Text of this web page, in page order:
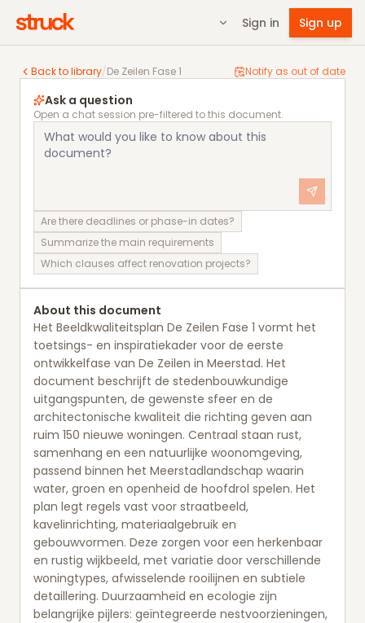
Sign in Sign up
Back to library/De Zeilen Fase 1 Notify as out of date
De Zeilen Fase 1
Ask a question
Open a chat session pre-filtered to this document.
Are there deadlines or phase-in dates?
Summarize the main requirements
Which clauses affect renovation projects?
About this document
Het Beeldkwaliteitsplan De Zeilen Fase 1 vormt het
toetsings- en inspiratiekader voor de eerste
ontwikkelfase van De Zeilen in Meerstad. Het
document beschrijft de stedenbouwkundige
uitgangspunten, de gewenste sfeer en de
architectonische kwaliteit die richting geven aan
ruim 150 nieuwe woningen. Centraal staan rust,
samenhang en een natuurlijke woonomgeving,
passend binnen het Meerstadlandschap waarin
water, groen en openheid de hoofdrol spelen. Het
plan legt regels vast voor straatbeeld,
kavelinrichting, materiaalgebruik en
gebouwvormen. Deze zorgen voor een herkenbaar
en rustig wijkbeeld, met variatie door verschillende
woningtypes, afwisselende rooilijnen en subtiele
detaillering. Duurzaamheid en ecologie zijn
belangrijke pijlers: geïntegreerde nestvoorzieningen,